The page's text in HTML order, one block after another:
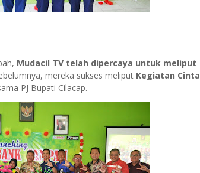
Mudacil TV telah dipercaya untuk meliput
mereka sukses meliput Kegiatan Cinta
PJ Bupati Cilacap.